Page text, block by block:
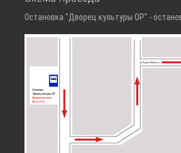
Остановка "Дворец культуры ОР" -